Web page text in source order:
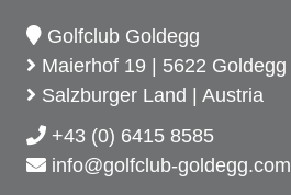
Golfclub Goldegg
Maierhof 19 | 5622 Goldegg
Salzburger Land | Austria
+43 (0) 6415 8585
info@golfclub-goldegg.com